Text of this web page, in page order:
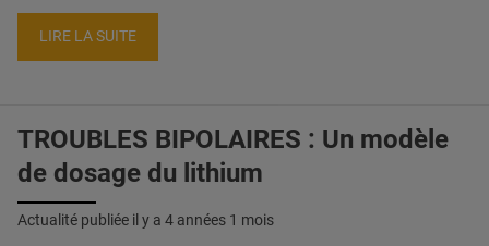
LIRE LA SUITE
TROUBLES BIPOLAIRES : Un modèle
de dosage du lithium
Actualité publiée il y a 4 années 1 mois